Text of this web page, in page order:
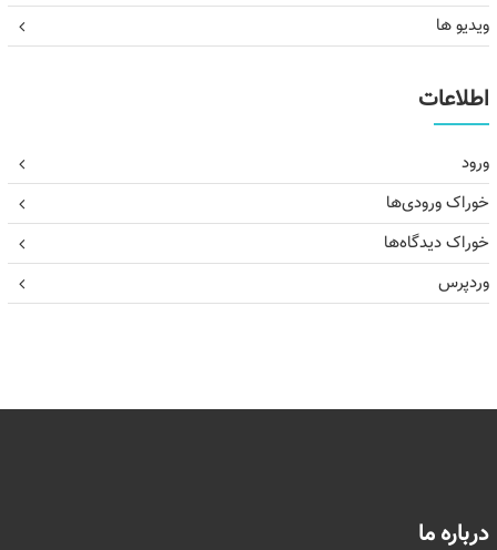
ویدیو ها
اطلاعات
ورود
خوراک ورودی‌ها
خوراک دیدگاه‌ها
وردپرس
درباره ما